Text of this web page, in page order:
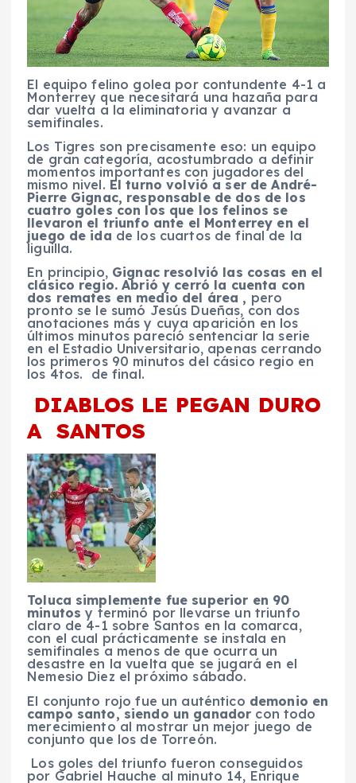
El equipo felino golea por contundente 4-1 a
Monterrey que necesitará una hazaña para
dar vuelta a la eliminatoria y avanzar a
semifinales.
Los Tigres son precisamente eso: un equipo
de gran categoría, acostumbrado a definir
momentos importantes con jugadores del
mismo nivel. El turno volvió a ser de André-
Pierre Gignac, responsable de dos de los
cuatro goles con los que los felinos se
llevaron el triunfo ante el Monterrey en el
juego de ida de los cuartos de final de la
liguilla.
En principio, Gignac resolvió las cosas en el
clásico regio. Abrió y cerró la cuenta con
dos remates en medio del área , pero
pronto se le sumó Jesús Dueñas, con dos
anotaciones más y cuya aparición en los
últimos minutos pareció sentenciar la serie
en el Estadio Universitario, apenas cerrando
los primeros 90 minutos del cásico regio en
los 4tos. de final.
DIABLOS LE PEGAN DURO
A SANTOS
Toluca simplemente fue superior en 90
minutos y terminó por llevarse un triunfo
claro de 4-1 sobre Santos en la comarca,
con el cual prácticamente se instala en
semifinales a menos de que ocurra un
desastre en la vuelta que se jugará en el
Nemesio Diez el próximo sábado.
El conjunto rojo fue un auténtico demonio en
campo santo, siendo un ganador con todo
merecimiento al mostrar un mejor juego de
conjunto que los de Torreón.
Los goles del triunfo fueron conseguidos
por Gabriel Hauche al minuto 14, Enrique